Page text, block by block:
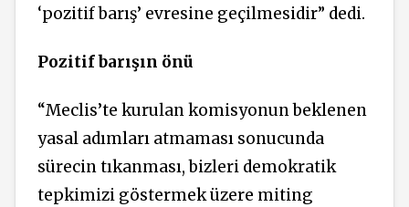
‘pozitif barış’ evresine geçilmesidir” dedi.
Pozitif barışın önü
“Meclis’te kurulan komisyonun beklenen
yasal adımları atmaması sonucunda
sürecin tıkanması, bizleri demokratik
tepkimizi göstermek üzere miting